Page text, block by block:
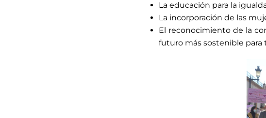
La educación para la
La incorporación de las
El reconocimiento de la
futuro más sostenible para